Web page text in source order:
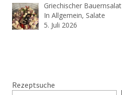
Griechischer Bauernsalat
In Allgemein, Salate
5. Juli 2026
Rezeptsuche